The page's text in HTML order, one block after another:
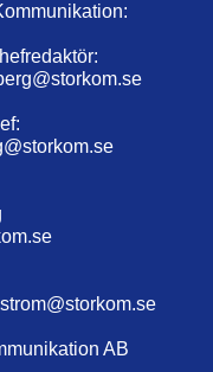
AB